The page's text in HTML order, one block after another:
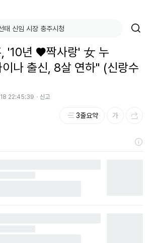
'10년 ♥짝사랑' 女 누
나 출신, 8살 연하" (신랑수
22:45:39 신고
3줄요약